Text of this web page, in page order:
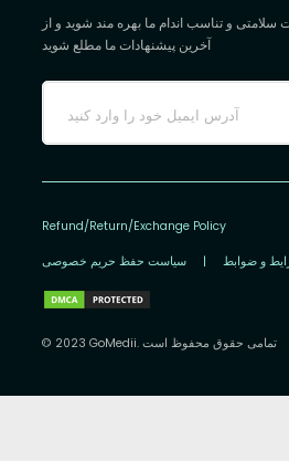
و تناسب اندام ما بهره مند شوید و از
آخرین پیشنهادات ما مطلع شوید
Refund/Return/Exchange Policy
سیاست حفظ حریم خصوصی | و ضوابط
© 2023 GoMedii. تمامی حقوق محفوظ است